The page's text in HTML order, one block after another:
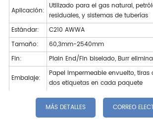
Aplicación:
Utilizado para el gas natural,
residuales, y sistemas de tuberías
Estándar:
C210 AWWA
Tamaño:
60,3mm-2540mm
Fin:
Plain End/Fin biselado, Burr
Embalaje:
Papel impermeable envuelto, tiras
dos etiquetas en cada paquete
MÁS DETALLES CORREO